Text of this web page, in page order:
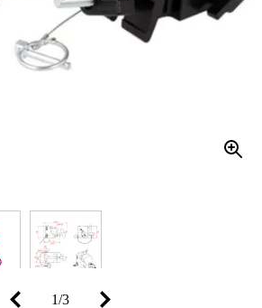
1/3